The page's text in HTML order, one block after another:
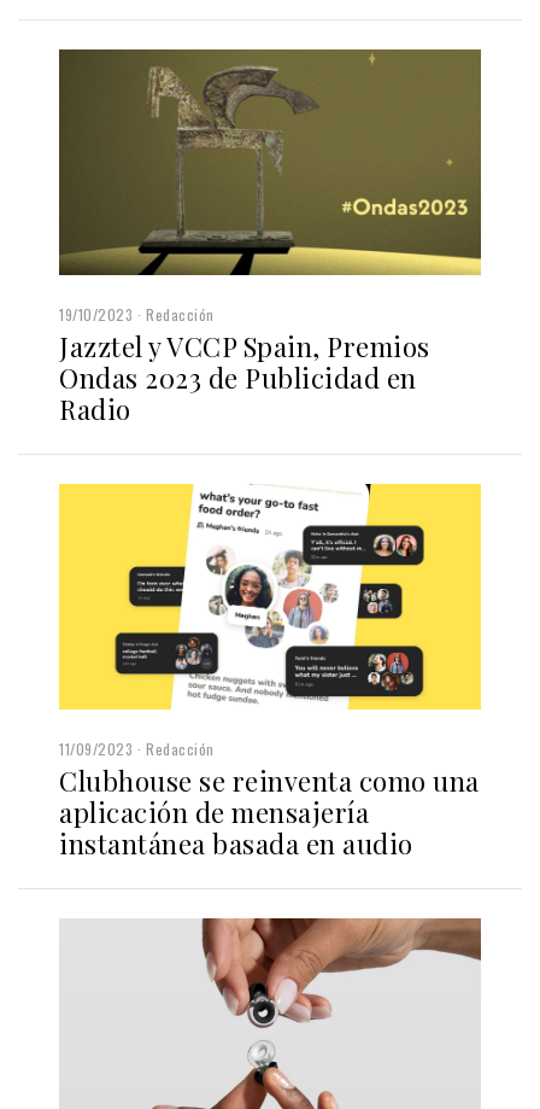
19/10/2023 Redacción
Jazztel y VCCP Spain, Premios
Ondas 2023 de Publicidad en
Radio
11/09/2023 Redacción
Clubhouse se reinventa como una
aplicación de mensajería
instantánea basada en audio